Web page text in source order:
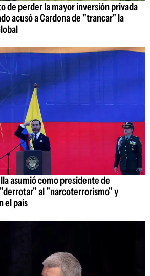
de perder la mayor inversión privada
acusó a Cardona de "trancar" la
asumió como presidente de
al "narcoterrorismo" y
el país